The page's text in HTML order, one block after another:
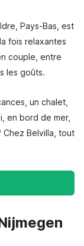
Pays-Bas, est
fois relaxantes
couple, entre
les goûts.
un chalet,
en bord de mer,
Chez Belvilla, tout